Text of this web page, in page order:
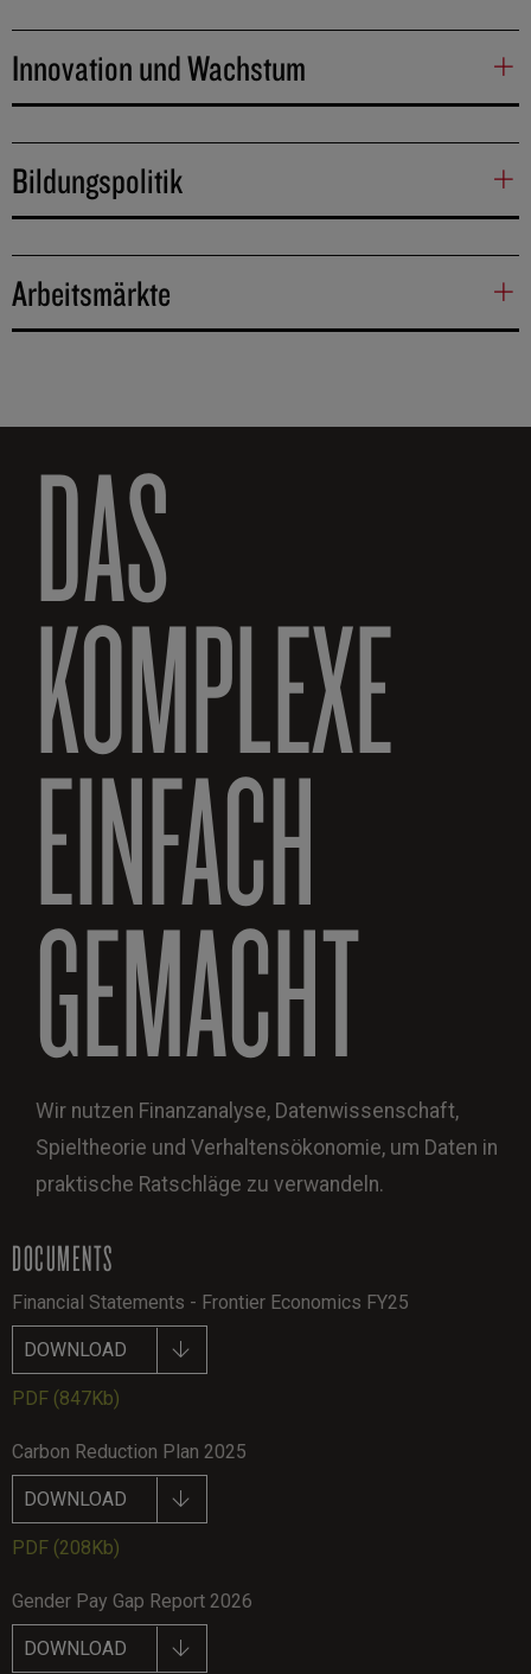
Innovation und Wachstum
Bildungspolitik
Arbeitsmärkte
DAS
KOMPLEXE
EINFACH
GEMACHT
Wir nutzen Finanzanalyse, Datenwissenschaft,
Spieltheorie und Verhaltensökonomie, um Daten in
praktische Ratschläge zu verwandeln.
DOCUMENTS
Financial Statements - Frontier Economics FY25
DOWNLOAD
PDF (847Kb)
Carbon Reduction Plan 2025
DOWNLOAD
PDF (208Kb)
Gender Pay Gap Report 2026
DOWNLOAD